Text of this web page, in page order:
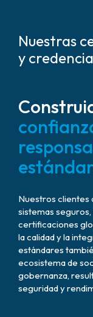
Nuestras
y
Nuestros
sistemas
certificaciones
la calidad y la
estándares
ecosistema de
gobernanza,
seguridad y